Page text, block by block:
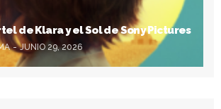
de Klara y el Sol de Sony Pictures
JUNIO 29, 2026